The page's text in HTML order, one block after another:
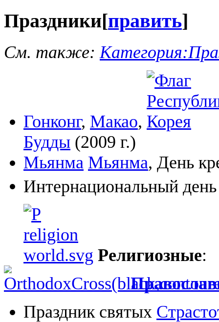
Праздники[править]
См. также:
Гонконг, Макао,
Будды (2009 г.)
Мьянма Мьянма, День
Интернациональный
Религиозные:
Праздник святых